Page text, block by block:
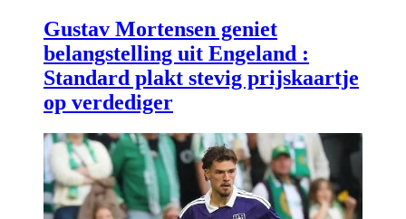
Gustav Mortensen geniet
belangstelling uit Engeland :
Standard plakt stevig prijskaartje
op verdediger